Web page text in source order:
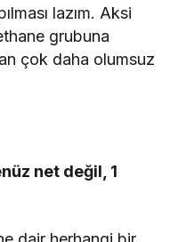
lazım. Aksi
grubuna
çok daha olumsuz
net değil, 1